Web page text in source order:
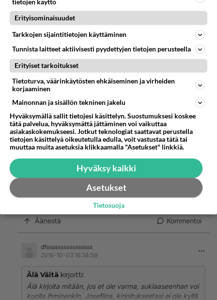
2015-10-29 09:18:00
josefiinakirjoitti:
joskus koko suklaalevyn fazerin sinistä, eikä sille
kokoinen.
siis en mä sitä sille syöttänyt, se kävi varastaa sen
levyn mun pöydältä. et ei se kai niin myrkkyy oo kuin
väitetään!!
ei silti kannata kokeilla ja yleistää. eri koirat
reakoi eri tavalla. koira kuolemia olisi paljon jos
kaikki suklaata syöneistä kuolisi. tyhmä sellainen
ihminen joka kokeilee kestääkö koiransa
suklaata. entäs jos ei kestäkään sit tänne
kirjoitetaan ja selitellään mustaa valkoiseksi
Äänestä Kommentoi
Koirali
2016-07-09 21:12:18
Onko koiralle haitta jos hän syö Mokkapaloja
Äänestä Kommentoi
dfssssssssssssssss
2016-10-03 16:34:59
Älä Väitä kirjoitti:
Älä kirjoita mitään, jos et ole varma, suklaaseenhan voi
kuolla ihminenkin, Josefiina, kirjoituksestasi ei ole kyllä
tietojen käyttö
Erityisominaisuudet
Tarkkojen sijaintitietojen käyttäminen
Tunnista laitteet aktiivisesti pyydettyjen tietojen perusteella
Erityiset tarkoitukset
Tietoturva, väärinkäytösten ehkäiseminen ja virheiden
korjaaminen
Mainonnan ja sisällön tekninen jakelu
Hyväksymällä sallit tietojesi käsittelyn. Suostumuksesi koskee
tätä palvelua, hyväksymättä jättäminen voi vaikuttaa
asiakaskokemukseesi. Jotkut teknologiat saattavat perustella
tietojen käsittelyä oikeutetulla edulla, voit vastustaa tätä tai
muuttaa muita asetuksia klikkaamalla "Asetukset" linkkiä.
Hyväksy kaikki
Asetukset
Tietosuoja